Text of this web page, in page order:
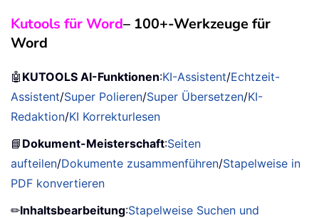
Kutools für Word– 100+-Werkzeuge für
Word
🤖 KUTOOLS AI-Funktionen:KI-Assistent/Echtzeit-
Assistent/Super Polieren/Super Übersetzen/KI-
Redaktion/KI Korrekturlesen
📘 Dokument-Meisterschaft:Seiten
aufteilen/Dokumente zusammenführen/Stapelweise in
PDF konvertieren
✏Inhaltsbearbeitung:Stapelweise Suchen und